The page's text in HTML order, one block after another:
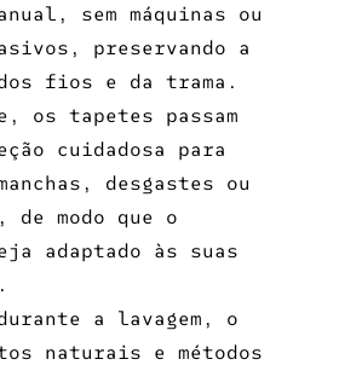
sem máquinas ou
preservando a
fios e da trama.
os tapetes passam
cuidadosa para
desgastes ou
modo que o
adaptado às suas
a lavagem, o
naturais e métodos